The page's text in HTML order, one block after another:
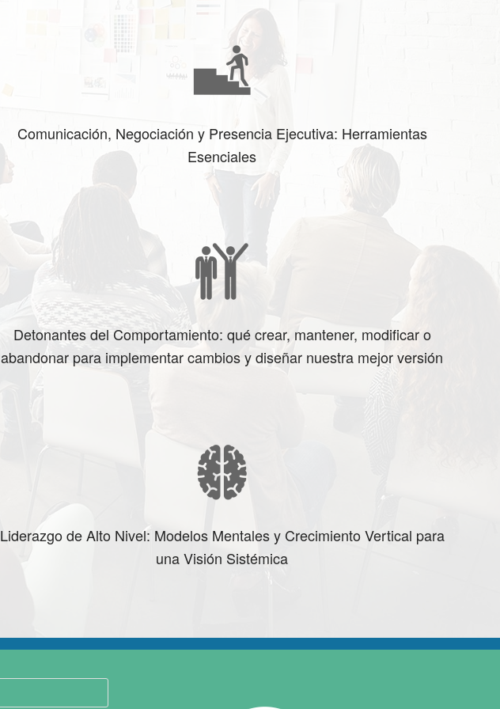
Comunicación, Negociación y Presencia Ejecutiva: Herramientas
Esenciales
Detonantes del Comportamiento: qué crear, mantener, modificar o
abandonar para implementar cambios y diseñar nuestra mejor versión
Liderazgo de Alto Nivel: Modelos Mentales y Crecimiento Vertical para
una Visión Sistémica